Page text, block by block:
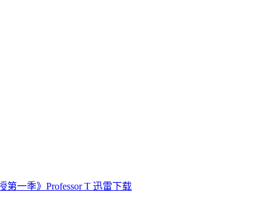
第一季》Professor T 迅雷下载